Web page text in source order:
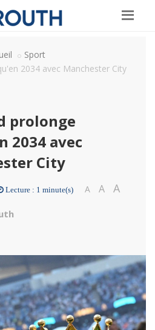
Sport
2034 avec Manchester City
prolonge
2034 avec
City
Lecture : 1 minute(s) A A A